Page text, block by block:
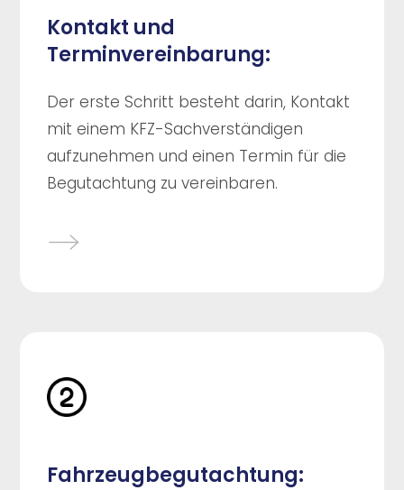
Kontakt und
Terminvereinbarung:
Der erste Schritt besteht darin, Kontakt
mit einem KFZ-Sachverständigen
aufzunehmen und einen Termin für die
Begutachtung zu vereinbaren.
Fahrzeugbegutachtung: